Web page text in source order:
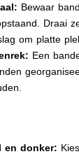
Bewaar
Draai
om platte
Een
en donker: